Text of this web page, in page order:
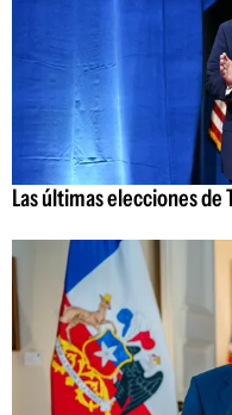
Las últimas elecciones de